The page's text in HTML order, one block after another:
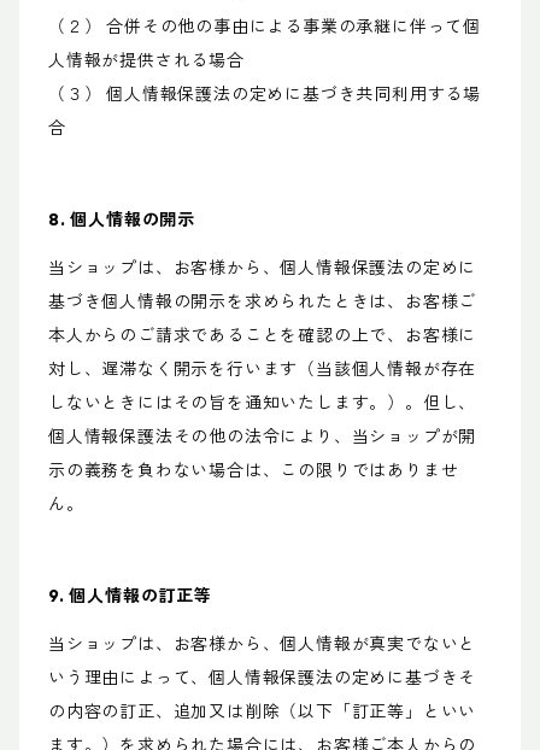
（２） 合併その他の事由による事業の承継に伴って個
人情報が提供される場合
（３） 個人情報保護法の定めに基づき共同利用する場
合
8. 個人情報の開示
当ショップは、お客様から、個人情報保護法の定めに
基づき個人情報の開示を求められたときは、お客様ご
本人からのご請求であることを確認の上で、お客様に
対し、遅滞なく開示を行います（当該個人情報が存在
しないときにはその旨を通知いたします。）。但し、
個人情報保護法その他の法令により、当ショップが開
示の義務を負わない場合は、この限りではありませ
ん。
9. 個人情報の訂正等
当ショップは、お客様から、個人情報が真実でないと
いう理由によって、個人情報保護法の定めに基づきそ
の内容の訂正、追加又は削除（以下「訂正等」といい
ます。）を求められた場合には、お客様ご本人からの